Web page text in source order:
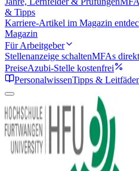
& Tipps
Karriere-Artikel im Magazin
Magazin
Für Arbeitgeber
Stellenanzeige schaltenMFAs
PreiseAzubi-Stelle kostenfrei
PersonalwissenTipps &